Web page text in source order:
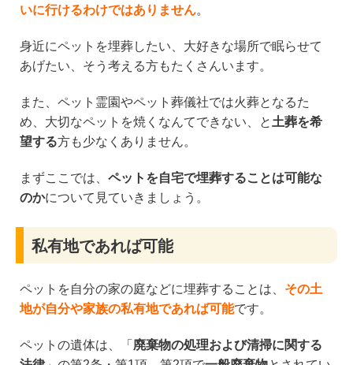
いに行けるわけではありません。
身近にペットを埋葬したい、大好きな場所で眠らせて
あげたい、そう考える方もたくさんいます。
また、ペット霊園やペット葬儀社では火葬となるた
め、大切なペットを焼くなんてできない、と 土葬を希
望する方も少なくありません。
まずここでは、 ペットを自宅で埋葬することは可能な
のかについて見ていきましょう。
私有地であれば可能
ペットを自分の家の庭などに埋葬することは、 その土
地が自分や家族の私有地であれば可能です。
ペットの遺体は、「 廃棄物の処理および清掃に関する